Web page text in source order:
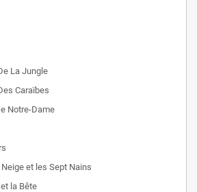
La Jungle
Caraïbes
Notre-Dame
et les Sept Nains
la Bête